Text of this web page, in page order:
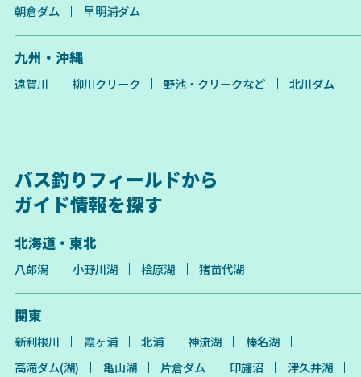
朝倉ダム
早明浦ダム
九州・沖縄
遠賀川 柳川クリーク 野池・クリークなど 北川ダム
バス釣りフィールドから
ガイド情報を探す
北海道・東北
八郎潟 小野川湖 桧原湖 猪苗代湖
関東
新利根川 霞ヶ浦 北浦 神流湖
榛名湖
高滝ダム(湖)
亀山湖 片倉ダム 印旛沼
津久井湖